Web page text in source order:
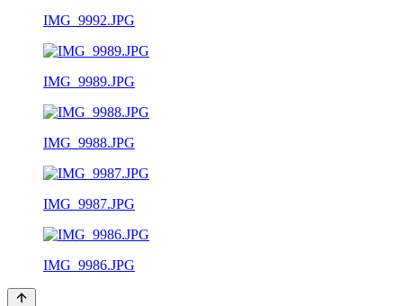
IMG_9992.JPG
IMG_9989.JPG
IMG_9988.JPG
IMG_9987.JPG
IMG_9986.JPG